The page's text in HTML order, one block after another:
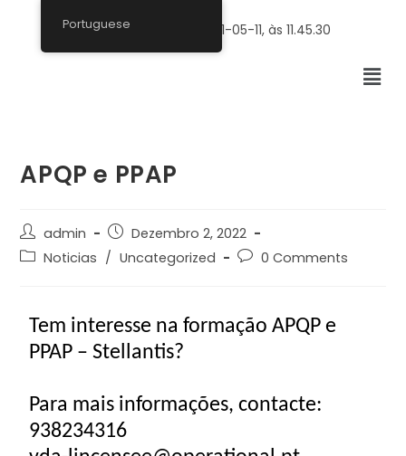
APQP e PPAP
admin
Dezembro 2, 2022
Noticias / Uncategorized 0 Comments
Tem interesse na formação APQP e
PPAP – Stellantis?
Para mais informações, contacte:
938234316
Portuguese